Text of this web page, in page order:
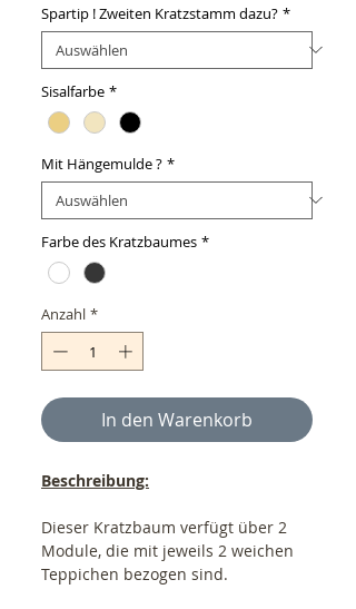
Spartip ! Zweiten Kratzstamm dazu? *
Sisalfarbe *
Mit Hängemulde ? *
Farbe des Kratzbaumes *
Anzahl *
In den Warenkorb
Beschreibung:
Dieser Kratzbaum verfügt über 2
Module, die mit jeweils 2 weichen
Teppichen bezogen sind.